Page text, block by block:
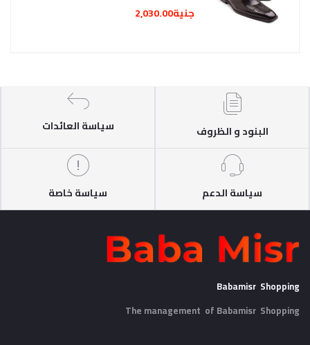
جنية2,030.00
البنود و الظروف سياسة العائدات
سياسة الدعم سياسة خاصة
Babamisr Shopping
The management of Babamisr Shopping